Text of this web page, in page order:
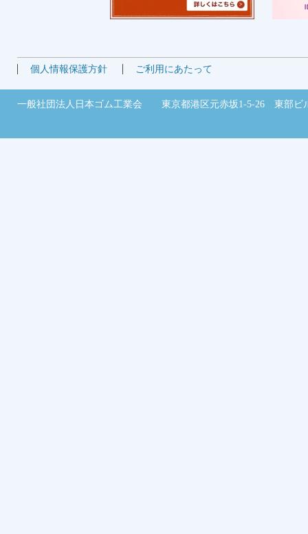
個人情報保護方針 ご利用にあたって
一般社団法人日本ゴム工業会 東京都港区元赤坂1-5-26 東部